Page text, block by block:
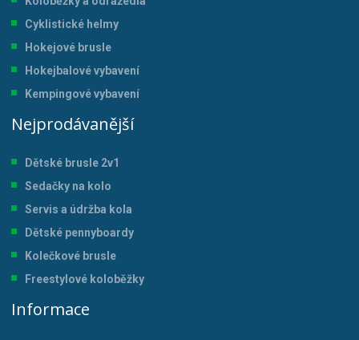
Cyklistické helmy
Hokejové brusle
Hokejbalové vybavení
Kempingové vybavení
Nejprodávanější
Dětské brusle 2v1
Sedačky na kolo
Servis a údržba kola
Dětské pennyboardy
Kolečkové brusle
Freestylové koloběžky
Informace